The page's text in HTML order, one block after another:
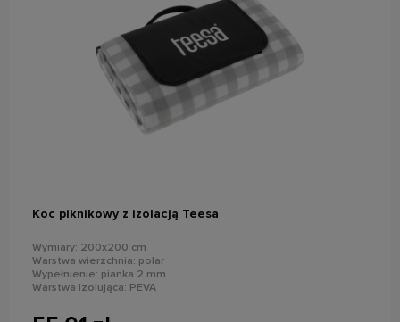
Koc piknikowy z izolacją Teesa
Wymiary: 200x200 cm
Warstwa wierzchnia: polar
Wypełnienie: pianka 2 mm
Warstwa izolująca: PEVA
Wodoodporny
do koszyka